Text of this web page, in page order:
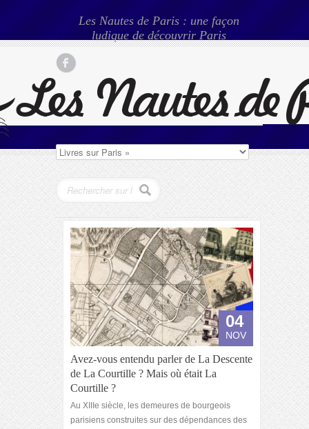
Les Nautes de Paris : une façon
ludique de découvrir Paris
04
NOV
Avez-vous entendu parler de La Descente
de La Courtille ? Mais où était La
Courtille ?
Au XIIIe siècle, les demeures de bourgeois
parisiens construites sur des dépendances des